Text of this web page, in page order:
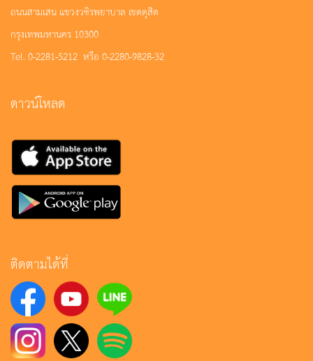
ถนนสามเสน แขวงวชิรพยาบาล เขตดุสิต
กรุงเทพมหานคร 10300
Tel. 0-2281-5212 หรือ 0-2280-9828-32
ดาวน์โหลด
ติดตามได้ที่